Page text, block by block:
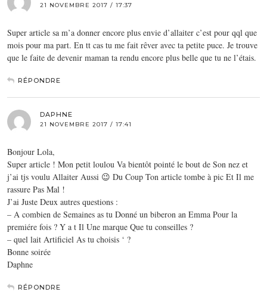
21 NOVEMBRE 2017 / 17:37
Super article sa m’a donner encore plus envie d’allaiter c’est pour qql que
mois pour ma part. En tt cas tu me fait rêver avec ta petite puce. Je trouve
que le faite de devenir maman ta rendu encore plus belle que tu ne l’étais.
RÉPONDRE
DAPHNE
21 NOVEMBRE 2017 / 17:41
Bonjour Lola,
Super article ! Mon petit loulou Va bientôt pointé le bout de Son nez et
j’ai tjs voulu Allaiter Aussi 😉 Du Coup Ton article tombe à pic Et Il me
rassure Pas Mal !
J’ai Juste Deux autres questions :
– A combien de Semaines as tu Donné un biberon an Emma Pour la
premiére fois ? Y a t Il Une marque Que tu conseilles ?
– quel lait Artificiel As tu choisis ‘ ?
Bonne soirée
Daphne
RÉPONDRE